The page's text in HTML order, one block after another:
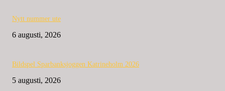
Nytt nummer ute
6 augusti, 2026
Bildspel Sparbanksjoggen Katrineholm 2026
5 augusti, 2026